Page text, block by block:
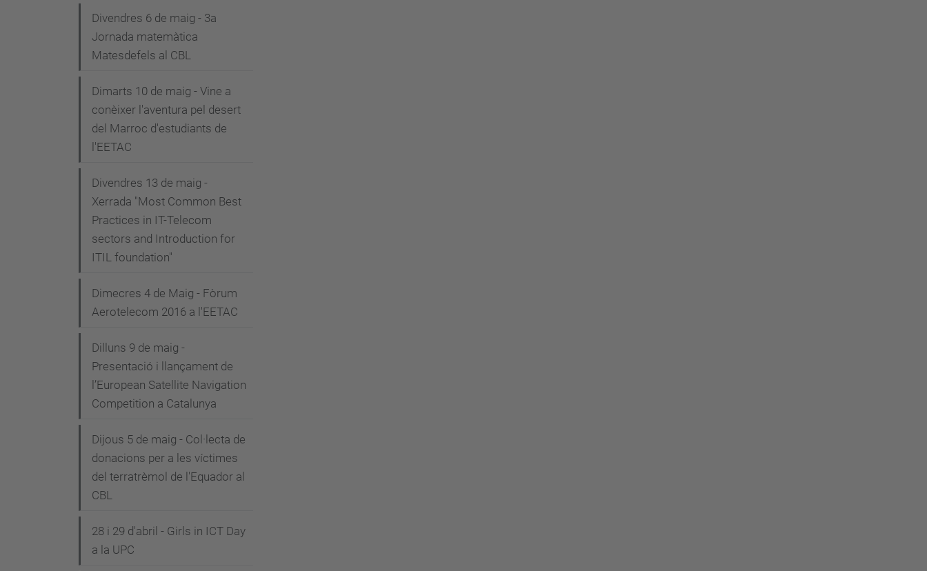
Divendres 6 de maig - 3a
Jornada matemàtica
Matesdefels al CBL
Dimarts 10 de maig - Vine a
conèixer l'aventura pel desert
del Marroc d'estudiants de
l'EETAC
Divendres 13 de maig -
Xerrada "Most Common Best
Practices in IT-Telecom
sectors and Introduction for
ITIL foundation"
Dimecres 4 de Maig - Fòrum
Aerotelecom 2016 a l'EETAC
Dilluns 9 de maig -
Presentació i llançament de
l’European Satellite Navigation
Competition a Catalunya
Dijous 5 de maig - Col·lecta de
donacions per a les víctimes
del terratrèmol de l'Equador al
CBL
28 i 29 d'abril - Girls in ICT Day
a la UPC